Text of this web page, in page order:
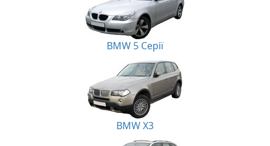
BMW 5 Серії
BMW X3